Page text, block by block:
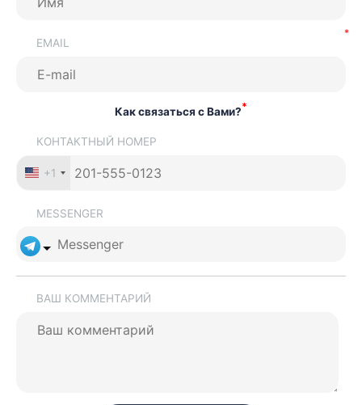
EMAIL
Как связаться с Вами?*
КОНТАКТНЫЙ НОМЕР
+1
MESSENGER
ВАШ КОММЕНТАРИЙ